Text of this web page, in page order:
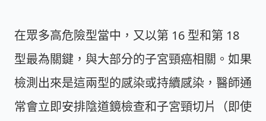
在眾多高危險型當中，又以第 16 型和第 18
型最為關鍵，與大部分的子宮頸癌相關。如果
檢測出來是這兩型的感染或持續感染，醫師通
常會立即安排陰道鏡檢查和子宮頸切片（即使